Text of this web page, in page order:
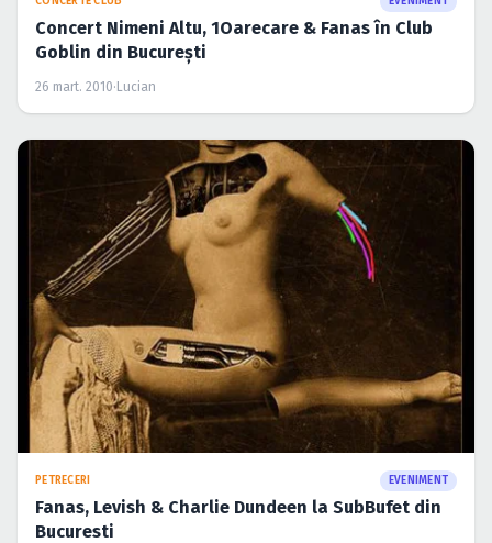
Concert Nimeni Altu, 1Oarecare & Fanas în Club
Goblin din Bucureşti
26 mart. 2010· Lucian
PETRECERI EVENIMENT
Fanas, Levish & Charlie Dundeen la SubBufet din
Bucuresti